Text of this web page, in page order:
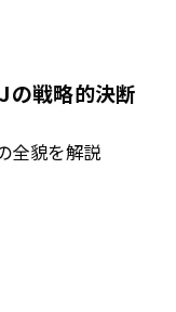
の戦略的決断
全貌を解説